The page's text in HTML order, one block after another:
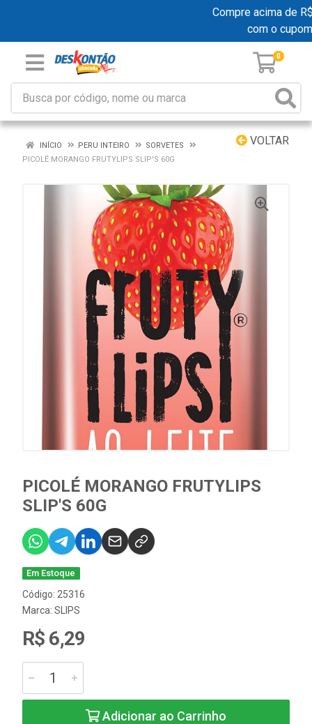
Compre acima de
com o cupom
0
VOLTAR
INÍCIO PERU INTEIRO
SORVETES
PICOLÉ MORANGO FRUTYLIPS SLIP'S 60G
PICOLÉ MORANGO FRUTYLIPS
SLIP'S 60G
Em Estoque
Código: 25316
Marca: SLIPS
R$ 6,29
Adicionar ao Carrinho